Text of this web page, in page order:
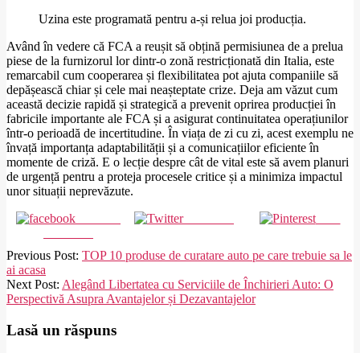
Uzina este programată pentru a-și relua joi producția.
Având în vedere că FCA a reușit să obțină permisiunea de a prelua
piese de la furnizorul lor dintr-o zonă restricționată din Italia, este
remarcabil cum cooperarea și flexibilitatea pot ajuta companiile să
depășească chiar și cele mai neașteptate crize. Deja am văzut cum
această decizie rapidă și strategică a prevenit oprirea producției în
fabricile importante ale FCA și a asigurat continuitatea operațiunilor
într-o perioadă de incertitudine. În viața de zi cu zi, acest exemplu ne
învață importanța adaptabilității și a comunicațiilor eficiente în
momente de criză. E o lecție despre cât de vital este să avem planuri
de urgență pentru a proteja procesele critice și a minimiza impactul
unor situații neprevăzute.
Post on X Save
2020-
02-
27
Previous Post: TOP 10 produse de curatare auto pe care trebuie sa le
ai acasa
Next Post: Alegând Libertatea cu Serviciile de Închirieri Auto: O
Perspectivă Asupra Avantajelor și Dezavantajelor
Lasă un răspuns